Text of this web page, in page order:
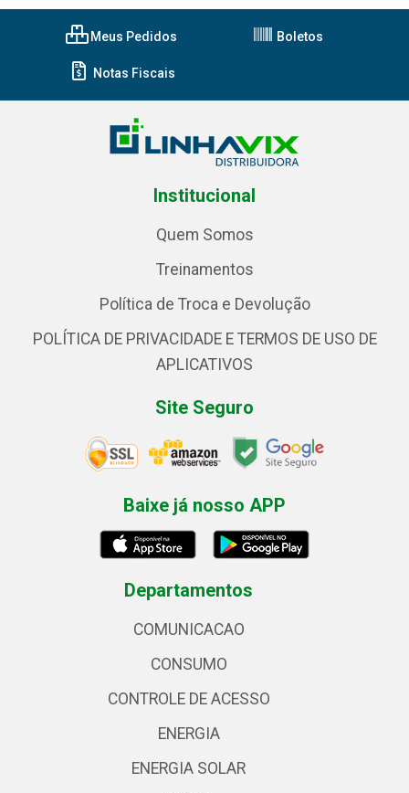
Meus Pedidos Boletos
Notas Fiscais
Institucional
Quem Somos
Treinamentos
Política de Troca e Devolução
POLÍTICA DE PRIVACIDADE E TERMOS DE USO DE
APLICATIVOS
Site Seguro
Baixe já nosso APP
Departamentos
COMUNICACAO
CONSUMO
CONTROLE DE ACESSO
ENERGIA
ENERGIA SOLAR